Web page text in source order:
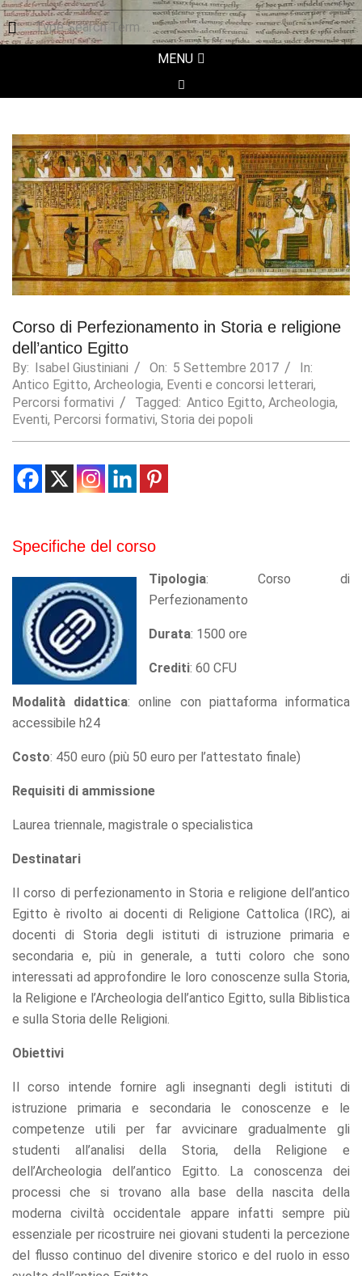
Search
Menu
MENU
SEARCH
Corso di Perfezionamento in Storia e religione
dell’antico Egitto
By: Isabel Giustiniani On: 5 Settembre 2017
In:
Antico Egitto, Archeologia, Eventi e concorsi letterari,
Percorsi formativi
Tagged: Antico Egitto, Archeologia,
Eventi, Percorsi formativi, Storia dei popoli
Specifiche del corso
Tipologia: Corso di
Perfezionamento
Durata: 1500 ore
Crediti: 60 CFU
Modalità didattica: online con piattaforma informatica
accessibile h24
Costo: 450 euro (più 50 euro per l’attestato finale)
Requisiti di ammissione
Laurea triennale, magistrale o specialistica
Destinatari
Il corso di perfezionamento in Storia e religione dell’antico
Egitto è rivolto ai docenti di Religione Cattolica (IRC), ai
docenti di Storia degli istituti di istruzione primaria e
secondaria e, più in generale, a tutti coloro che sono
interessati ad approfondire le loro conoscenze sulla Storia,
la Religione e l’Archeologia dell’antico Egitto, sulla Biblistica
e sulla Storia delle Religioni.
Obiettivi
Il corso intende fornire agli insegnanti degli istituti di
istruzione primaria e secondaria le conoscenze e le
competenze utili per far avvicinare gradualmente gli
studenti all’analisi della Storia, della Religione e
dell’Archeologia dell’antico Egitto. La conoscenza dei
processi che si trovano alla base della nascita della
moderna civiltà occidentale appare infatti sempre più
essenziale per ricostruire nei giovani studenti la percezione
del flusso continuo del divenire storico e del ruolo in esso
Necessary
These
cookies are
not
optional.
They are
the website
to function.
Statistics
In order for
us to
functionality
and
structure,
website is
Experience
In order for
our website
to perform
as well as
possible
during your
visit. If you
cookies,
some
will
from the
Marketing
By sharing
interests
and
behavior as
you visit our
site, you
increase the
seeing
content and